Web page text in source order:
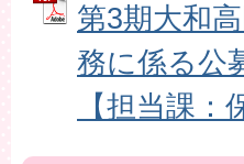
第3期大和
務に係る公
【担当課